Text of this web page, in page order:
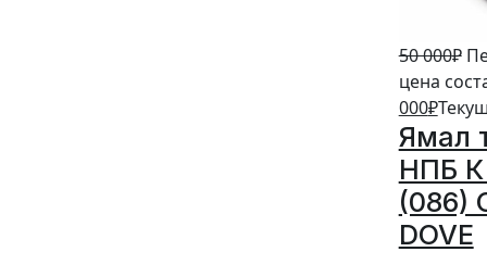
50 000₽
цена
000₽
Ямал
НПБ К
(086)
DOVE